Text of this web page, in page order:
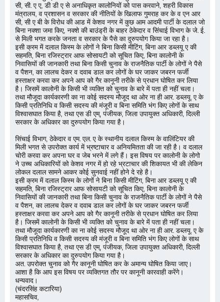
सी, सी. ए ए, डी डी ए से अनाधिकृत कालोनियों को पास करवाने, शहरी विकास
मंत्रालय, व प्रशासन व सरकार की नीतियों के खिलाफ गुमराह कर के व एन आर
सी, सी ए बी के विरोध की आड में केशव नगर में कुछ आम आदमी पार्टी के दलाल जो
बिना नक्शा जमा किए, नक्शे की बाउंड्री के बाहर ठेकेदार व सिंचाई विभाग के जे. ई.
से मिली भगत करके जनता व सरकार के पैसे का दुरुपयोग किया जा रहा है।
इसी क्रम में दलाल किस्म के लोगों ने बिना किसी मीटिंग, बिना आर डब्लयू ए की
सहमति, बिना रजिस्ट्रार आफ सोसायटी को सूचित किए, बिना कालोनी के
निवासियों की जानकारी तथा बिना किसी चुनाव के राजनैतिक पार्टी के लोगों ने पैसे
व पैशन, का लालच देकर व दवाब डाल कर लोगों के घर जाकर जबरन फर्जी
हस्ताक्षर करवा कर अपने आप को गैर कानूनी तरीके से प्रधान घोषित कर लिया
है। जिसमें कालोनी के किसी भी व्यक्ति को चुनाव के बारे में पता ही नहीं चला।
तथा मौजूदा कार्यकारणी का ना कोई सदस्य मौजूद था ओर ना ही आर. डब्लयू. ए के
किसी प्रतिनिधि व किसी सदस्य की मंजूरी व बिना समिति भंग किए लोगों के साथ
विश्वासघात किया है, तथा एस डी एम्, पंजीयक, जिला उपायुक्त अधिकारी, दिल्ली
सरकार के अधिकार का दुरुपयोग किया गया है।
सिंचाई विभाग, ठेकेदार व एम. एल. ए के स्थानीय दलाल किस्म के वालिंटियर की
मिली भगत से उपरोक्त कार्य में भ्रष्टाचार व अनियमितता की जा रही है। व दलाल
चोरी करवा कर अपना घर व जेब भरने में लगे हैं। इस विषय पर कालोनी के लोगो
ने उच्च अधिकारियों को केशव नगर में हो रहे भ्रटाचार की शिकायत भी की लेकिन
लोकल दलाल सामने आकर कोई सुनवाई नहीं होने दे रहे है।
इसी क्रम में दलाल किस्म के लोगों ने बिना किसी मीटिंग, बिना आर डब्लयू ए की
सहमति, बिना रजिस्ट्रार आफ सोसायटी को सूचित किए, बिना कालोनी के
निवासियों की जानकारी तथा बिना किसी चुनाव के राजनैतिक पार्टी के लोगों ने पैसे
व पैशन, का लालच देकर व दवाब डाल कर लोगों के घर जाकर जबरन फर्जी
हस्ताक्षर करवा कर अपने आप को गैर कानूनी तरीके से प्रधान घोषित कर लिया
है। जिसमें कालोनी के किसी भी व्यक्ति को चुनाव के बारे में पता ही नहीं चला।
तथा मौजूदा कार्यकारणी का ना कोई सदस्य मौजूद था ओर ना ही आर. डब्लयू. ए के
किसी प्रतिनिधि व किसी सदस्य की मंजूरी व बिना समिति भंग किए लोगों के साथ
विश्वासघात किया है, तथा एस डी एम्, पंजीयक, जिला उपायुक्त अधिकारी, दिल्ली
सरकार के अधिकार का दुरुपयोग किया गया है।
अत. उपरोक्त चुनाव को गैर कानूनी घोषित कर के अमान्य घोषित किया जाए।
आशा है कि आप इस विषय पर व्यक्तिगत तौर पर कानूनी कारवाही करेंगे।
धन्यवाद।
(चंदरसिंह कटारिया)
महासचिव,